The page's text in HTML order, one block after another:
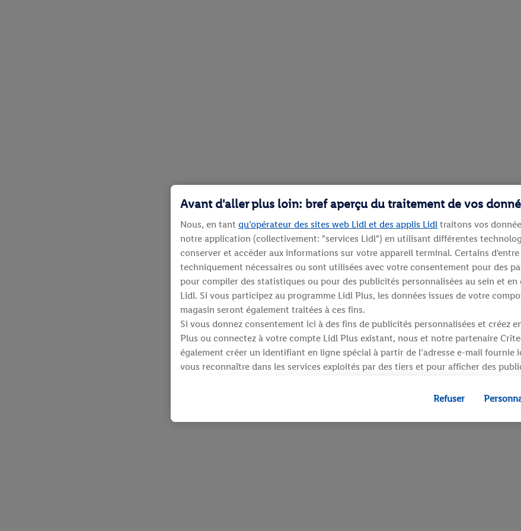
Avant d'aller plus loin: bref aperçu du traitement de vos
Nous, en tant qu’opérateur des sites web Lidl et des applis Lidl traitons vos
notre application (collectivement: "services Lidl") en utilisant différentes
conserver et accéder aux informations sur votre appareil terminal. Certains d'entre
techniquement nécessaires ou sont utilisées avec votre consentement pour des
pour compiler des statistiques ou pour des publicités personnalisées au sein et en
Lidl. Si vous participez au programme Lidl Plus, les données issues de votre
magasin seront également traitées à ces fins.
Si vous donnez consentement ici à des fins de publicités personnalisées et créez
Plus ou connectez à votre compte Lidl Plus existant, nous et notre partenaire
également créer un identifiant en ligne spécial à partir de l’adresse e-mail fournie
vous reconnaître dans les services exploités par des tiers et pour afficher des
identifiants qui vous sont attribués et dont dispose Criteo S.A.
Sous réserve de votre accord, les publicités liées au reciblage, c’est-à-dire des
produits pour lesquels vous avez montré de l’intérêt (par exemple en plaçant le
Refuser